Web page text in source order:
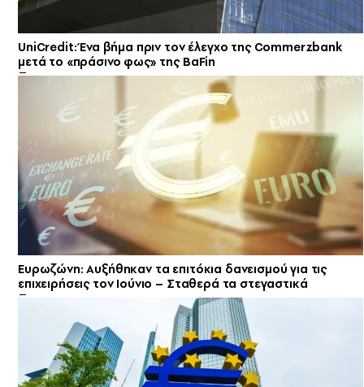
UniCredit: Ένα βήμα πριν τον έλεγχο της Commerzbank
μετά το «πράσινο φως» της BaFin
Ευρωζώνη: Αυξήθηκαν τα επιτόκια δανεισμού για τις
επιχειρήσεις τον Ιούνιο – Σταθερά τα στεγαστικά